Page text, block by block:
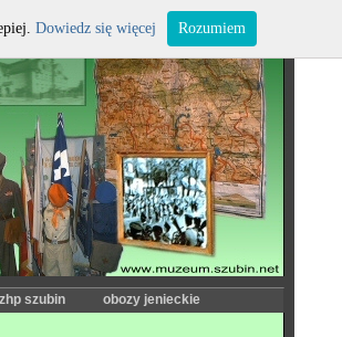
zhp szubin obozy jenieckie
Dowiedz się więcej Rozumiem